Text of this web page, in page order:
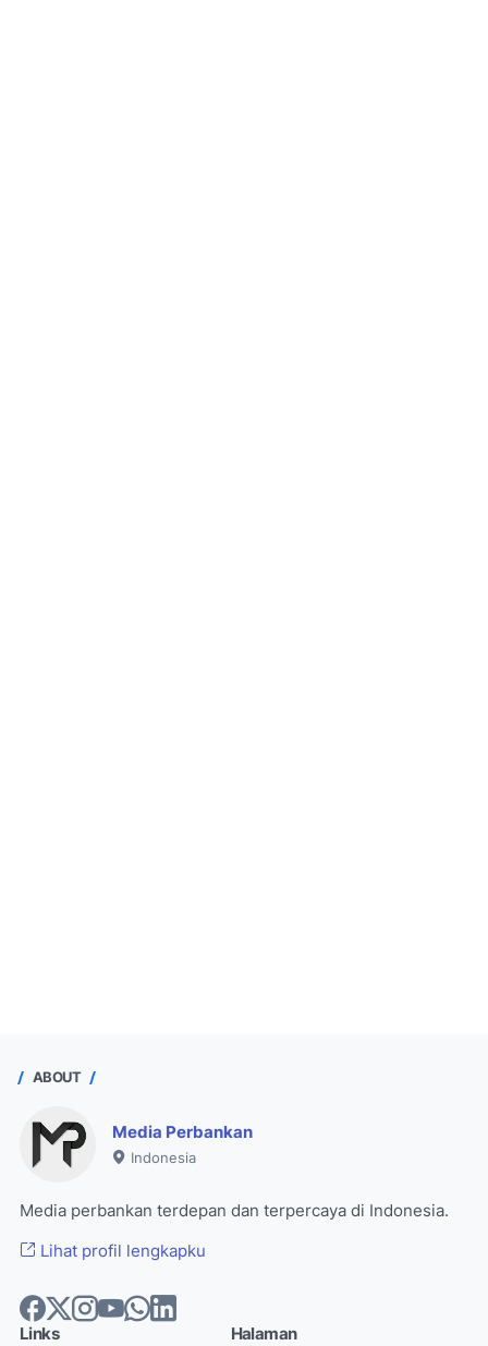
ABOUT
Media Perbankan
Indonesia
Media perbankan terdepan dan terpercaya di Indonesia.
Lihat profil lengkapku
Links Halaman